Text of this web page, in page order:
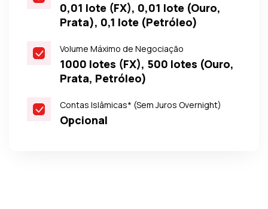
0,01 lote (FX), 0,01 lote (Ouro,
Prata), 0,1 lote (Petróleo)
Volume Máximo de Negociação
1000 lotes (FX), 500 lotes (Ouro,
Prata, Petróleo)
Contas Islâmicas* (Sem Juros Overnight)
Opcional